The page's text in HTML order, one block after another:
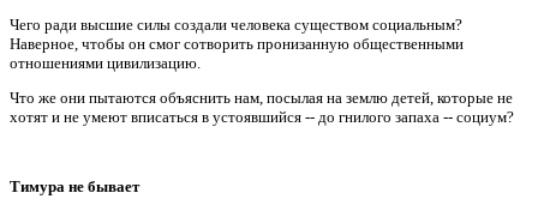
Чего ради высшие силы создали человека существом социальным?
Наверное, чтобы он смог сотворить пронизанную общественными
отношениями цивилизацию.
Что же они пытаются объяснить нам, посылая на землю детей, которые не
хотят и не умеют вписаться в устоявшийся -- до гнилого запаха -- социум?
Тимура не бывает